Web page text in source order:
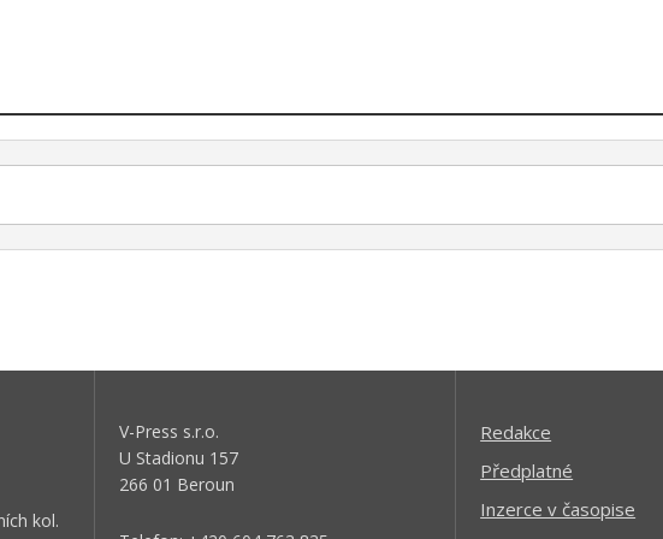
kol.
V-Press s.r.o.
U Stadionu 157
266 01 Beroun
Redakce
Předplatné
Inzerce v časopise